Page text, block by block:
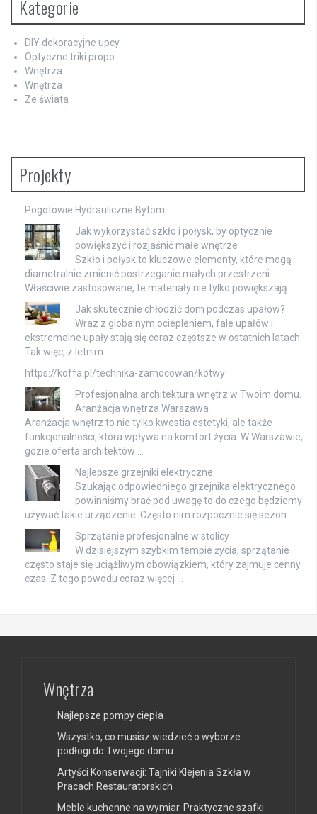
Kategorie
DIY dekoracyjne upcy
Optyczne triki propo
Wnętrza
Wnętrza
Ze świata
Projekty
Pogotowie Hydrauliczne Bytom
Jak wykorzystać szkło i połysk, by optycznie
powiększyć i rozjaśnić małe wnętrze
Szkło i połysk to kluczowe elementy, które mogą
diametralnie zmienić postrzeganie małych przestrzeni.
Właściwie zastosowane, te materiały nie tylko powiększają …
Jak skutecznie chłodzić dom podczas upałów?
Wraz z globalnym ociepleniem, fale upałów i
ekstremalne upały stają się coraz częstsze w ostatnich latach.
Tak więc, z letnim …
https://koffa.pl/technika-zamocowan/kotwy
Profesjonalna architektura wnętrz w Twoim domu.
Aranżacja wnętrza Warszawa
Aranżacja wnętrz to nie tylko kwestia estetyki, ale także
funkcjonalności, która wpływa na komfort życia. W Warszawie,
gdzie oferta architektów …
Najlepsze grzejniki elektryczne
Szukając odpowiedniego grzejnika elektrycznego
powinniśmy brać pod uwagę to do czego będziemy
używać takie urządzenie. Często nim rozpocznie się sezon …
Sprzątanie profesjonalne w stolicy
W dzisiejszym szybkim tempie życia, sprzątanie
często staje się uciążliwym obowiązkiem, który zajmuje cenny
czas. Z tego powodu coraz więcej …
Wnętrza
Najlepsze pompy ciepła
Wszystko, co musisz wiedzieć o wyborze
podłogi do Twojego domu
Artyści Konserwacji: Tajniki Klejenia Szkła w
Pracach Restauratorskich
Meble kuchenne na wymiar. Praktyczne szafki